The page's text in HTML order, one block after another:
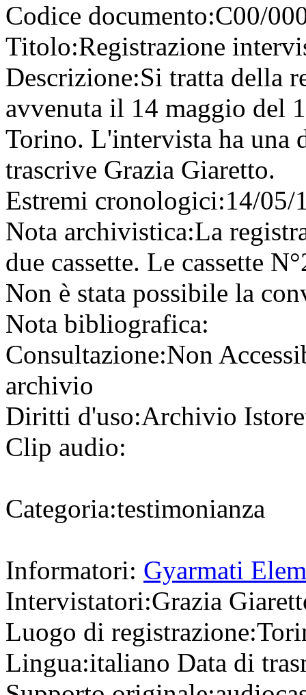
Codice documento:C00/
Titolo:Registrazione
Descrizione:Si tratta della
avvenuta il 14 maggio del
Torino. L'intervista ha una
trascrive Grazia Giaretto.
Estremi cronologici:14/05/
Nota archivistica:La
due cassette. Le cassette
Non è stata possibile la
Nota bibliografica:
Consultazione:Non
archivio
Diritti d'uso:Archivio
Clip audio:
Categoria:testimonianza
Informatori: Gyarmati
Intervistatori:Grazia
Luogo di registrazione:
Lingua:italiano Data di